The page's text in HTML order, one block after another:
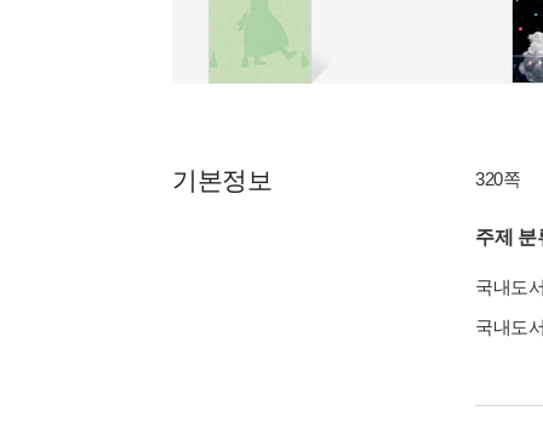
기본정보 320쪽
주제 분
국내도
국내도